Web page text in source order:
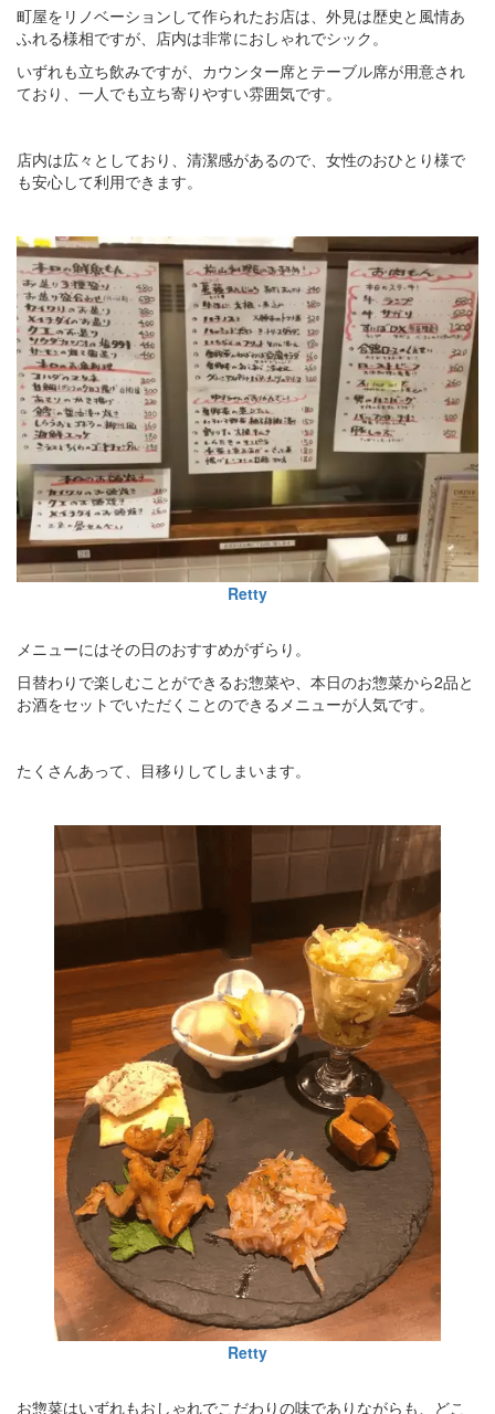
町屋をリノベーションして作られたお店は、外見は歴史と風情あ
ふれる様相ですが、店内は非常におしゃれでシック。
いずれも立ち飲みですが、カウンター席とテーブル席が用意され
ており、一人でも立ち寄りやすい雰囲気です。
店内は広々としており、清潔感があるので、女性のおひとり様で
も安心して利用できます。
Retty
メニューにはその日のおすすめがずらり。
日替わりで楽しむことができるお惣菜や、本日のお惣菜から2品と
お酒をセットでいただくことのできるメニューが人気です。
たくさんあって、目移りしてしまいます。
Retty
お惣菜はいずれもおしゃれでこだわりの味でありながらも、どこ